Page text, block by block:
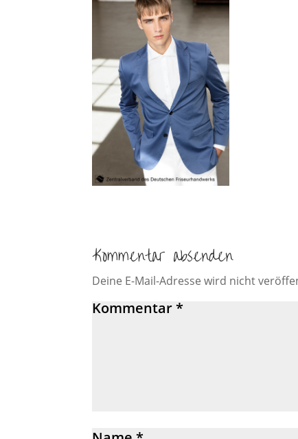
Kommentar absenden
Deine E-Mail-Adresse wird nicht